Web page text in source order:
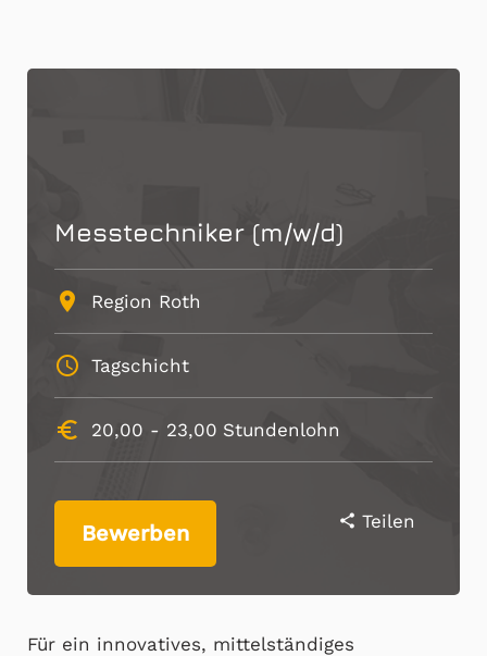
Messtechniker (m/w/d)
place Region Roth
schedule Tagschicht
euro_symbol 20,00 - 23,00 Stundenlohn
share Teilen
Bewerben
Für ein innovatives, mittelständiges